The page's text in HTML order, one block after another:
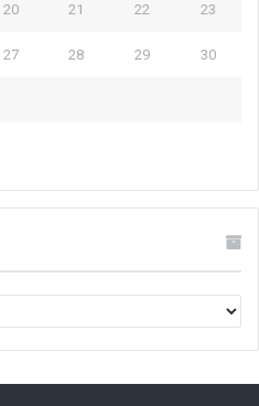
20 21 22 23
27 28 29 30